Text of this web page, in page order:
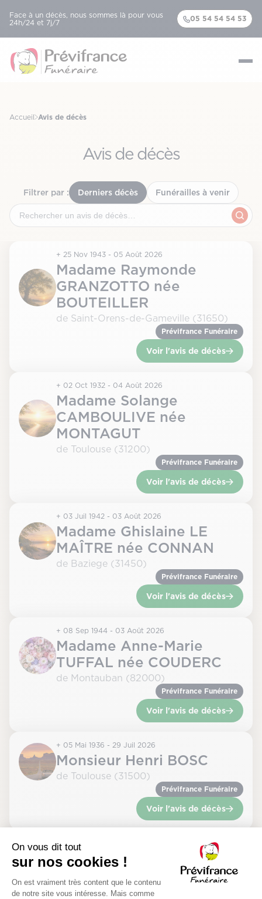
Face à un décès, nous sommes là pour vous
24h/24 et 7j/7
05 54 54 54 53
Accueil Avis de décès
Avis de décès
Filtrer par : Derniers décès Funérailles à venir
+ 25 Nov 1943 - 05 Août 2026
Madame Raymonde
GRANZOTTO née
BOUTEILLER
de Saint-Orens-de-Gameville (31650)
Prévifrance Funéraire
Voir l'avis de décès
+ 02 Oct 1932 - 04 Août 2026
Madame Solange
CAMBOULIVE née
MONTAGUT
de Toulouse (31200)
Prévifrance Funéraire
Voir l'avis de décès
+ 03 Juil 1942 - 03 Août 2026
Madame Ghislaine LE
MAÎTRE née CONNAN
de Baziege (31450)
Prévifrance Funéraire
Voir l'avis de décès
+ 08 Sep 1944 - 03 Août 2026
Madame Anne-Marie
TUFFAL née COUDERC
de Montauban (82000)
Prévifrance Funéraire
Voir l'avis de décès
+ 05 Mai 1936 - 29 Juil 2026
Monsieur Henri BOSC
de Toulouse (31500)
Prévifrance Funéraire
Voir l'avis de décès
+ 26 Nov 1951 - 28 Juil 2026
Madame Eveline
ESCARBOUTEL née
DUPLOUY